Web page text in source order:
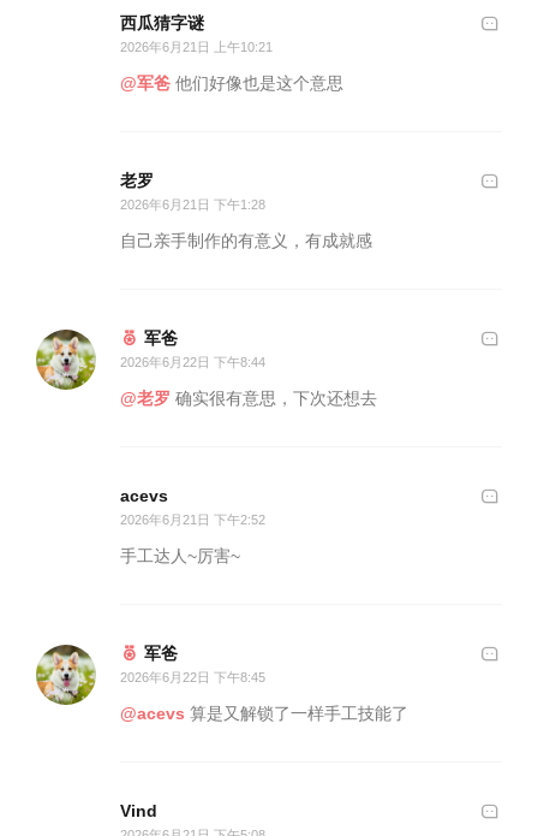
西瓜猜字谜
2026年6月21日 上午10:21
@军爸 他们好像也是这个意思
老罗
2026年6月21日 下午1:28
自己亲手制作的有意义，有成就感
军爸
2026年6月22日 下午8:44
@老罗 确实很有意思，下次还想去
acevs
2026年6月21日 下午2:52
手工达人~厉害~
军爸
2026年6月22日 下午8:45
@acevs 算是又解锁了一样手工技能了
Vind